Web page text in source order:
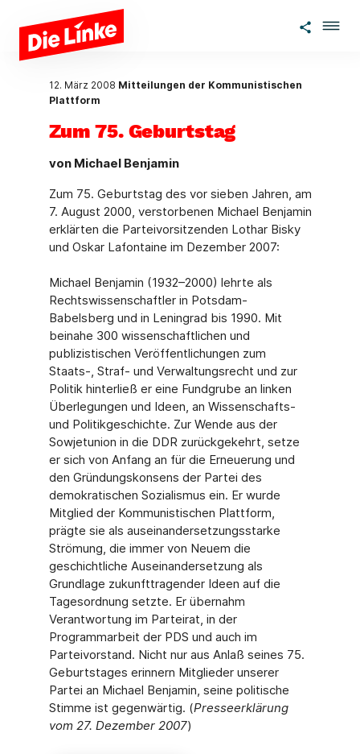
Zum Hauptinhalt springen
12. März 2008 Mitteilungen der Kommunistischen
Plattform
Zum 75. Geburtstag
von Michael Benjamin
Zum 75. Geburtstag des vor sieben Jahren, am
7. August 2000, verstorbenen Michael Benjamin
erklärten die Parteivorsitzenden Lothar Bisky
und Oskar Lafontaine im Dezember 2007:
Michael Benjamin (1932–2000) lehrte als
Rechtswissenschaftler in Potsdam-
Babelsberg und in Leningrad bis 1990. Mit
beinahe 300 wissenschaftlichen und
publizistischen Veröffentlichungen zum
Staats-, Straf- und Verwaltungsrecht und zur
Politik hinterließ er eine Fundgrube an linken
Überlegungen und Ideen, an Wissenschafts-
und Politikgeschichte. Zur Wende aus der
Sowjetunion in die DDR zurückgekehrt, setze
er sich von Anfang an für die Erneuerung und
den Gründungskonsens der Partei des
demokratischen Sozialismus ein. Er wurde
Mitglied der Kommunistischen Plattform,
prägte sie als auseinandersetzungsstarke
Strömung, die immer von Neuem die
geschichtliche Auseinandersetzung als
Grundlage zukunfttragender Ideen auf die
Tagesordnung setzte. Er übernahm
Verantwortung im Parteirat, in der
Programmarbeit der PDS und auch im
Parteivorstand. Nicht nur aus Anlaß seines 75.
Geburtstages erinnern Mitglieder unserer
Partei an Michael Benjamin, seine politische
Stimme ist gegenwärtig. (Presseerklärung
vom 27. Dezember 2007)